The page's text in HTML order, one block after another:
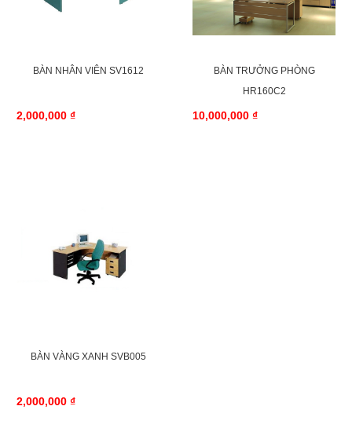
BÀN NHÂN VIÊN SV1612
2,000,000 ₫
BÀN TRƯỞNG PHÒNG
HR160C2
10,000,000 ₫
BÀN VÀNG XANH SVB005
2,000,000 ₫